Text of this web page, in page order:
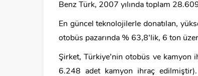
Benz Türk, 2007 yılında toplam
En güncel teknolojilerle donatılan,
otobüs pazarında % 63,8’lik, 6 ton
Şirket, Türkiye’nin otobüs ve kamyon
6.248 adet kamyon ihraç